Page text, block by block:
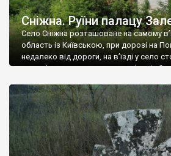
Сніжна. Руїни палацу
Село Сніжна розташоване на самому
область із Київською, при дорозі на
недалеко від дороги, на в’їзді у село
рельєфне пано, яке показує жінку і
не видно, але видно дві стареньких